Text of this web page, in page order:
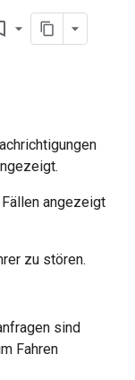
angezeigt
zu stören.
sind
Fahren